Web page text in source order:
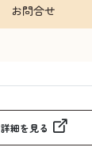
お問合せ
詳細を見る